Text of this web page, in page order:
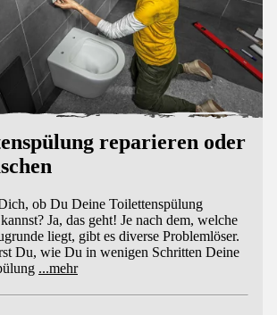
reparieren oder
ob Du Deine Toilettenspülung
Ja, das geht! Je nach dem, welche
liegt, gibt es diverse Problemlöser.
Du, wie Du in wenigen Schritten Deine
...mehr